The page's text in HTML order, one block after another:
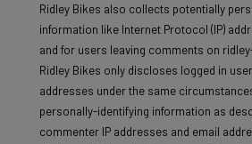
Ridley Bikes also collects potentially
information like Internet Protocol (IP)
and for users leaving comments on
Ridley Bikes only discloses logged in
addresses under the same
personally-identifying information as
commenter IP addresses and email